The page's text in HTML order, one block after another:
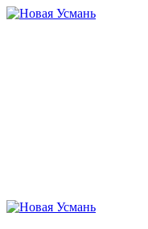
Перейти
Основное